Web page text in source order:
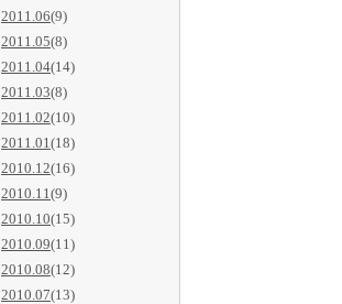
2011.06(9)
2011.05(8)
2011.04(14)
2011.03(8)
2011.02(10)
2011.01(18)
2010.12(16)
2010.11(9)
2010.10(15)
2010.09(11)
2010.08(12)
2010.07(13)